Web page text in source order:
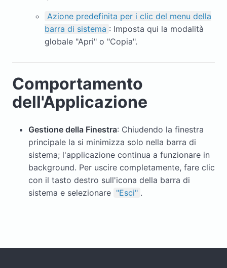
Azione predefinita per i clic del menu della
barra di sistema : Imposta qui la modalità
globale "Apri" o "Copia".
Comportamento
dell'Applicazione
Gestione della Finestra: Chiudendo la finestra
principale la si minimizza solo nella barra di
sistema; l'applicazione continua a funzionare in
background. Per uscire completamente, fare clic
con il tasto destro sull'icona della barra di
sistema e selezionare "Esci" .